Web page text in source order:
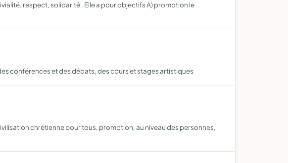
respect, solidarité . Elle a pour objectifs A) promotion le
conférences et des débats, des cours et stages artistiques
chrétienne pour tous, promotion, au niveau des personnes,